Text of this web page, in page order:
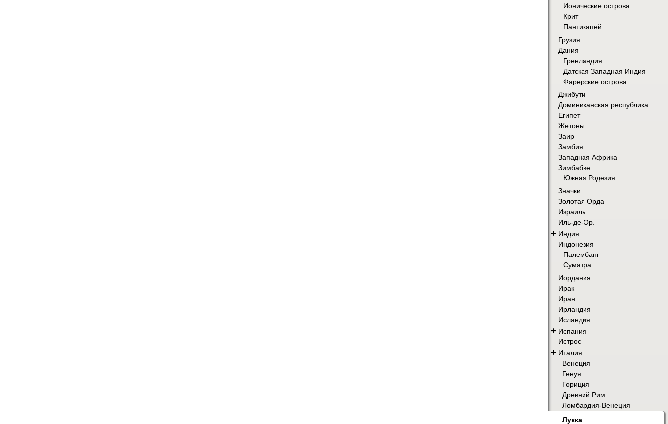
Ионические острова
Крит
Пантикапей
Грузия
Дания
Гренландия
Датская Западная Индия
Фарерские острова
Джибути
Доминиканская республика
Египет
Жетоны
Заир
Замбия
Западная Африка
Зимбабве
Южная Родезия
Значки
Золотая Орда
Израиль
Иль-де-Ор.
+ Индия
Индонезия
Палембанг
Суматра
Иордания
Ирак
Иран
Ирландия
Исландия
+ Испания
Истрос
+ Италия
Венеция
Генуя
Гориция
Древний Рим
Ломбардия-Венеция
Лукка